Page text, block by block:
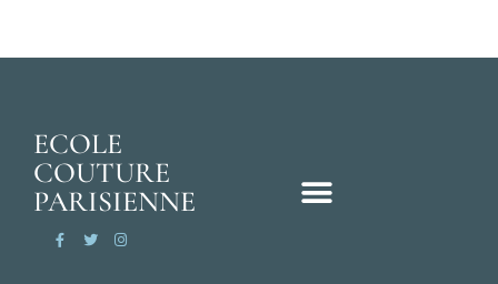
ECOLE
COUTURE
PARISIENNE